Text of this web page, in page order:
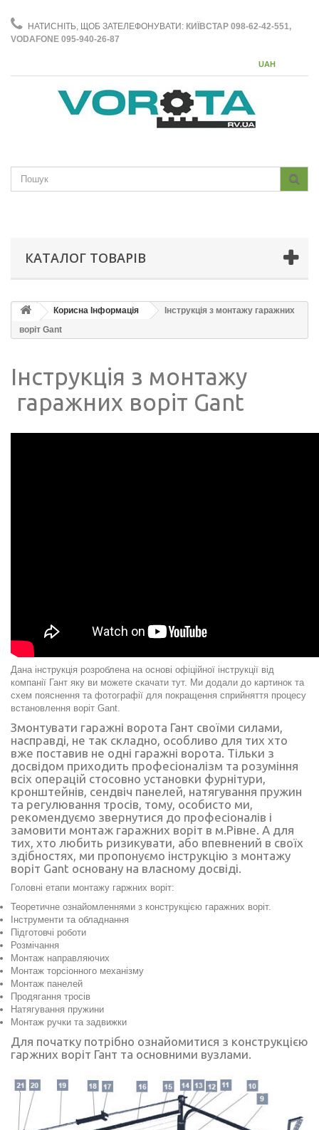
НАТИСНІТЬ, ЩОБ ЗАТЕЛЕФОНУВАТИ: КИЇВСТАР 098-62-42-551,
VODAFONE 095-940-26-87
UAH
КАТАЛОГ ТОВАРІВ
Корисна Інформація
Інструкція з монтажу гаражних
воріт Gant
Інструкція з монтажу
гаражних воріт Gant
Дана інструкція розроблена на основі офіційної інструкції від
компанії Гант яку ви можете скачати тут. Ми додали до картинок та
схем пояснення та фотографії для покращення сприйняття процесу
встановлення воріт Gant.
Змонтувати гаражні ворота Гант своїми силами,
насправді, не так складно, особливо для тих хто
вже поставив не одні гаражні ворота. Тільки з
досвідом приходить професіоналізм та розуміння
всіх операцій стосовно установки фурнітури,
кронштейнів, сендвіч панелей, натягування пружин
та регулювання тросів, тому, особисто ми,
рекомендуємо звернутися до професіоналів і
замовити монтаж гаражних воріт в м.Рівне. А для
тих, хто любить ризикувати, або впевнений в своїх
здібностях, ми пропонуємо інструкцію з монтажу
воріт Gant основану на власному досвіді.
Головні етапи монтажу гаржних воріт:
Теоретичне ознайомленнями з конструкцією гаражних воріт.
Інструменти та обладнання
Підготовчі роботи
Розмічання
Монтаж направляючих
Монтаж торсіонного механізму
Монтаж панелей
Продягання тросів
Натягування пружини
Монтаж ручки та задвижки
Для початку потрібно ознайомитися з конструкцією
гаржних воріт Гант та основними вузлами.